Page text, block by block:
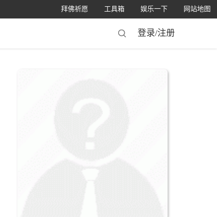
网站地图
娱乐一下
工具箱
拜佛祈愿
登录/注册